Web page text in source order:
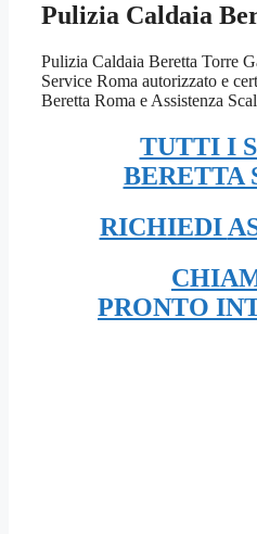
Pulizia Caldaia
Pulizia Caldaia Beretta Torre
Service Roma autorizzato e
Beretta Roma e Assistenza
TUTTI I
BERETTA
RICHIEDI
PRONTO